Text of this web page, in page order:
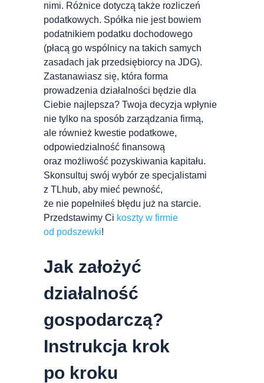
nimi. Różnice dotyczą także rozliczeń
podatkowych. Spółka nie jest bowiem
podatnikiem podatku dochodowego
(płacą go wspólnicy na takich samych
zasadach jak przedsiębiorcy na JDG).
Zastanawiasz się, która forma
prowadzenia działalności będzie dla
Ciebie najlepsza? Twoja decyzja wpłynie
nie tylko na sposób zarządzania firmą,
ale również kwestie podatkowe,
odpowiedzialność finansową
oraz możliwość pozyskiwania kapitału.
Skonsultuj swój wybór ze specjalistami
z TLhub, aby mieć pewność,
że nie popełniłeś błędu już na starcie.
Przedstawimy Ci koszty w firmie
od podszewki!
Jak założyć
działalność
gospodarczą?
Instrukcja krok
po kroku